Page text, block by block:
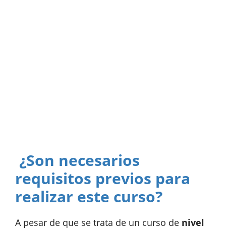
¿Son necesarios
requisitos previos para
realizar este curso?
A pesar de que se trata de un curso de nivel